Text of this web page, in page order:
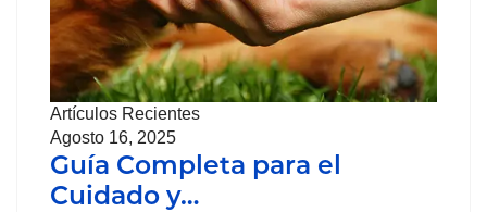
Artículos Recientes
Agosto 16, 2025
Guía Completa para el
Cuidado y…